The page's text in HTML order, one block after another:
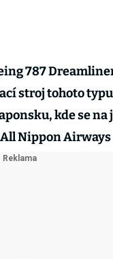
787
stroj tohoto
kde se
Nippon Airways